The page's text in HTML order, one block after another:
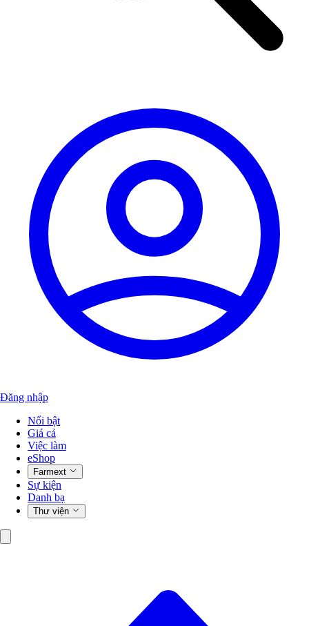
Đăng nhập
Nổi bật
Giá cả
Việc làm
eShop
Farmext
Sự kiện
Danh bạ
Thư viện